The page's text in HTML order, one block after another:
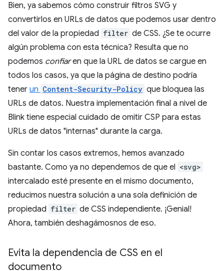
Bien, ya sabemos cómo construir filtros SVG y
convertirlos en URLs de datos que podemos usar dentro
del valor de la propiedad filter de CSS. ¿Se te ocurre
algún problema con esta técnica? Resulta que no
podemos confiaren que la URL de datos se cargue en
todos los casos, ya que la página de destino podría
tener un Content-Security-Policy que bloquea las
URLs de datos. Nuestra implementación final a nivel de
Blink tiene especial cuidado de omitir CSP para estas
URLs de datos "internas" durante la carga.
Sin contar los casos extremos, hemos avanzado
bastante. Como ya no dependemos de que el <svg>
intercalado esté presente en el mismo documento,
reducimos nuestra solución a una sola definición de
propiedad filter de CSS independiente. ¡Genial!
Ahora, también deshagámosnos de eso.
Evita la dependencia de CSS en el
documento